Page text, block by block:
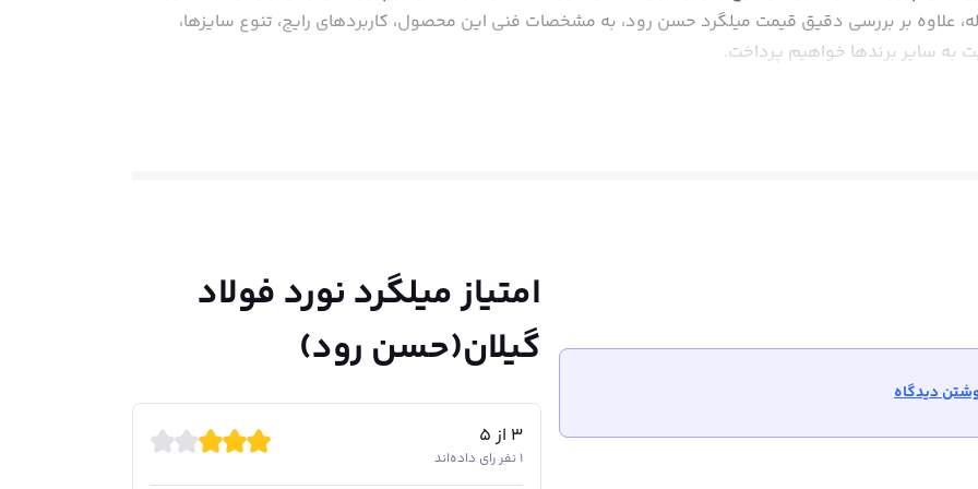
علاوه بر بررسی دقیق قیمت میلگرد حسن رود، به مشخصات فنی این محصول، کاربردهای رایج، تنوع سایزها،
به سایر برندها خواهیم پرداخت.
را در برابر ترک‌خوردگی و شکست افزایش داده و استحکام کلی ساختمان را بهبود می‌بخشد. همچنین، لازم به
جدول اشتال و معیارهای صنعتی تنظیم شده است. علاوه‌براین، تمامی مراحل تولید این میلگرد تحت
دیدگاه
امتیازمیلگرد نورد فولاد
گیلان(حسن رود)
3 از 5
1 نفر رای داده‌اند